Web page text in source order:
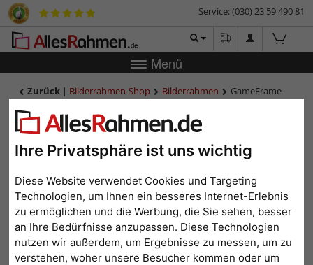
Ihre Privatsphäre ist uns wichtig
Diese Website verwendet Cookies und Targeting
Technologien, um Ihnen ein besseres Internet-Erlebnis
zu ermöglichen und die Werbung, die Sie sehen, besser
an Ihre Bedürfnisse anzupassen. Diese Technologien
nutzen wir außerdem, um Ergebnisse zu messen, um zu
verstehen, woher unsere Besucher kommen oder um
Service: (030) 23 59 490 81
Menü
Zurück | Bilderrahmen-Shop Bilderrahmen
GameFrame
GameFrame Skill Tree - für 2
Controller